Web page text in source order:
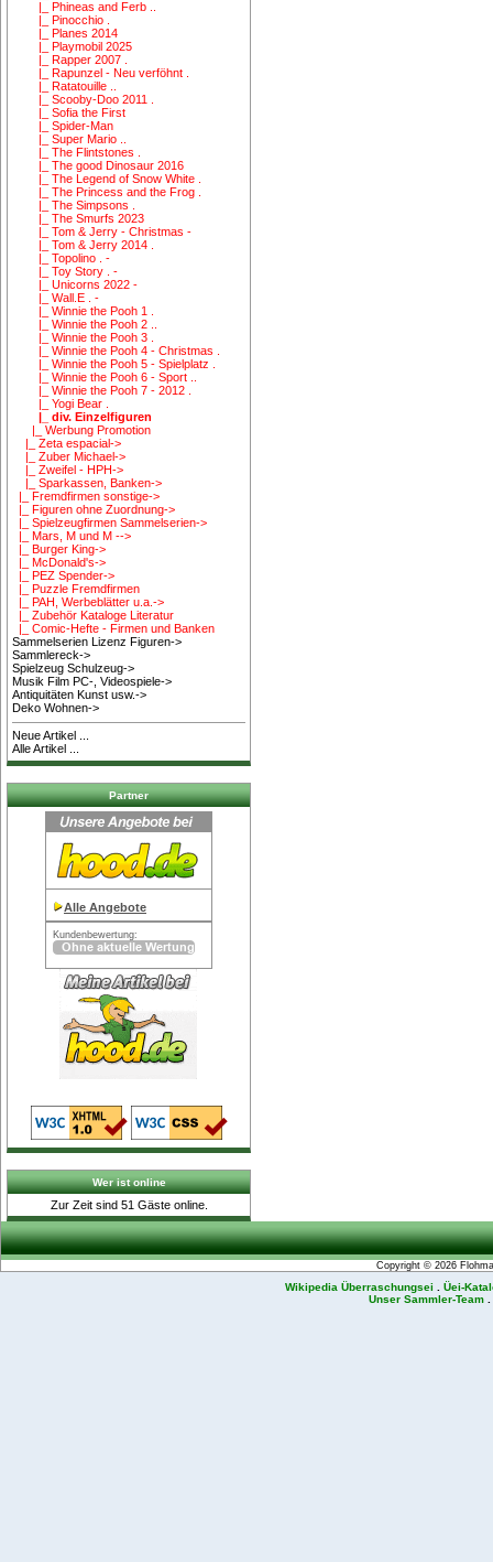
|_ Phineas and Ferb ..
|_ Pinocchio .
|_ Planes 2014
|_ Playmobil 2025
|_ Rapper 2007 .
|_ Rapunzel - Neu verföhnt .
|_ Ratatouille ..
|_ Scooby-Doo 2011 .
|_ Sofia the First
|_ Spider-Man
|_ Super Mario ..
|_ The Flintstones .
|_ The good Dinosaur 2016
|_ The Legend of Snow White .
|_ The Princess and the Frog .
|_ The Simpsons .
|_ The Smurfs 2023
|_ Tom & Jerry - Christmas -
|_ Tom & Jerry 2014 .
|_ Topolino . -
|_ Toy Story . -
|_ Unicorns 2022 -
|_ Wall.E . -
|_ Winnie the Pooh 1 .
|_ Winnie the Pooh 2 ..
|_ Winnie the Pooh 3 .
|_ Winnie the Pooh 4 - Christmas .
|_ Winnie the Pooh 5 - Spielplatz .
|_ Winnie the Pooh 6 - Sport ..
|_ Winnie the Pooh 7 - 2012 .
|_ Yogi Bear .
|_ div. Einzelfiguren
|_ Werbung Promotion
|_ Zeta espacial->
|_ Zuber Michael->
|_ Zweifel - HPH->
|_ Sparkassen, Banken->
|_ Fremdfirmen sonstige->
|_ Figuren ohne Zuordnung->
|_ Spielzeugfirmen Sammelserien->
|_ Mars, M und M -->
|_ Burger King->
|_ McDonald's->
|_ PEZ Spender->
|_ Puzzle Fremdfirmen
|_ PAH, Werbeblätter u.a.->
|_ Zubehör Kataloge Literatur
|_ Comic-Hefte - Firmen und Banken
Sammelserien Lizenz Figuren->
Sammlereck->
Spielzeug Schulzeug->
Musik Film PC-, Videospiele->
Antiquitäten Kunst usw.->
Deko Wohnen->
Neue Artikel ...
Alle Artikel ...
Partner
Alle Angebote
Kundenbewertung:
Wer ist online
Zur Zeit sind 51 Gäste online.
Copyright © 2026
Wikipedia Überraschungsei
Üei-
Unser Sammler-Team